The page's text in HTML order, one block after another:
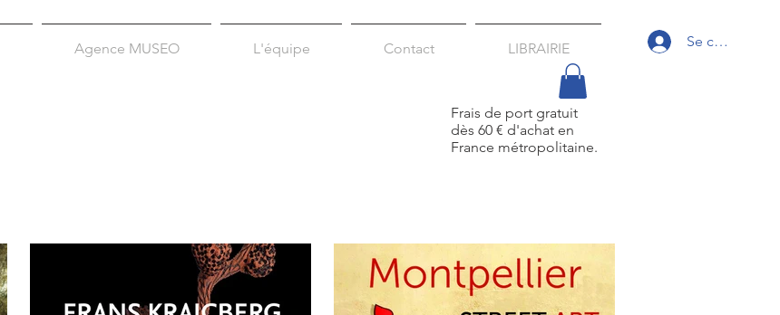
Agence MUSEO L'équipe Contact LIBRAIRIE Se connecter
Frais de port gratuit
dès 60 € d'achat en
France métropolitaine.